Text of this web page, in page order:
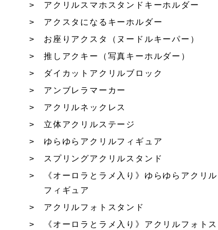
アクリルスマホスタンドキーホルダー
アクスタになるキーホルダー
お座りアクスタ（ヌードルキーパー）
推しアクキー（写真キーホルダー）
ダイカットアクリルブロック
アンブレラマーカー
アクリルネックレス
立体アクリルステージ
ゆらゆらアクリルフィギュア
スプリングアクリルスタンド
《オーロラとラメ入り》ゆらゆらアクリル
フィギュア
アクリルフォトスタンド
《オーロラとラメ入り》アクリルフォトス